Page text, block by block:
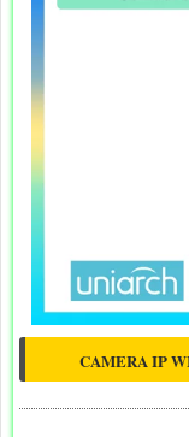
CAMERA IP